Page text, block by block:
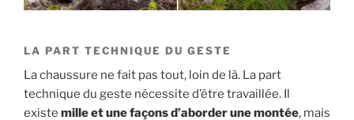
LA PART TECHNIQUE DU GESTE
La chaussure ne fait pas tout, loin de là. La part
technique du geste nécessite d’être travaillée. Il
existe mille et une façons d’aborder une montée, mais